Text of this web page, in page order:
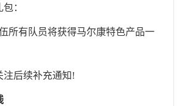
：
所有队员将获得马尔康特色产品一
注后续补充通知!